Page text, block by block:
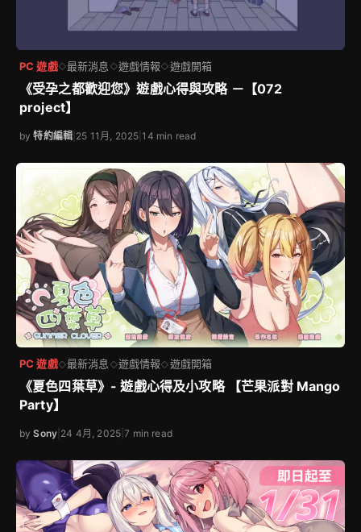
PC 遊戲◇最新消息 ◇遊戲情報◇遊戲開箱
《受孕之都歡迎您》遊戲心得與攻略 －【072
project】
by特約編輯 25 11月, 2025 |14 min read
PC 遊戲◇最新消息 ◇遊戲情報◇遊戲開箱
《夏色四葉草》- 遊戲心得及小攻略 【芒果派對 Mango
Party】
bySony 24 4月, 2025 |7 min read